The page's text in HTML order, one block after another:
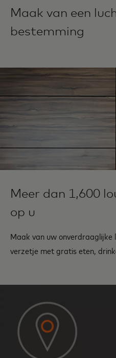
Maak van een
bestemming
Meer dan 1,600
op u
Maak van uw onverdraaglijke
verzetje met gratis eten,